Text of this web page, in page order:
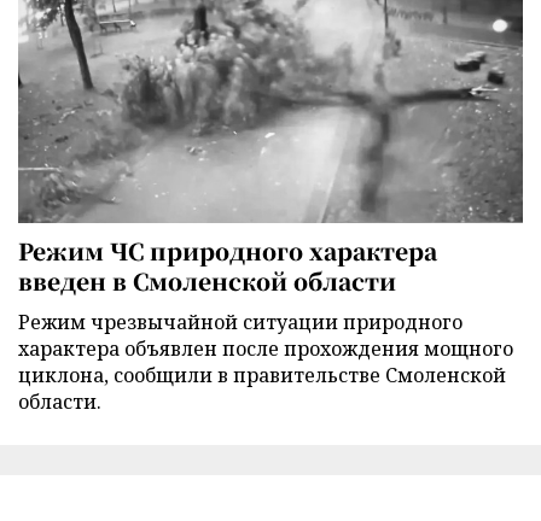
Режим ЧС природного характера
введен в Смоленской области
Режим чрезвычайной ситуации природного
характера объявлен после прохождения мощного
циклона, сообщили в правительстве Смоленской
области.